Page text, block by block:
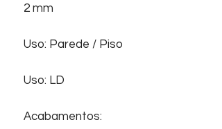
2 mm
Uso: Parede / Piso
Uso: LD
Acabamentos: